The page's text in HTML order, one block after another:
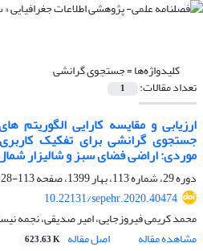
کلیدواژه‌ها =جستجوی گرانشی
تعداد مقالات: 1
ارزیابی و مقایسه کارایی الگوریتم
جستجوی گرانشی برای تفکیک
موردی: اراضی فضای سبز و شالیزار
دوره 29، شماره 113، بهار 1399، صفحه
113-128
10.22131/sepehr.2020.40474
محمد کریمی فیروزجایی، امیر صدیقی، نجمه
مشاهده مقاله
اصل مقاله 623.63 K